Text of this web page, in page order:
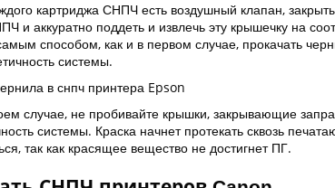
картриджа СНПЧ есть воздушный клапан,
и аккуратно поддеть и извлечь эту крышечку на
способом, как и в первом случае, прокачать
системы.
случае, не пробивайте крышки, закрывающие
системы. Краска начнет протекать сквозь
так как красящее вещество не достигнет ПГ.